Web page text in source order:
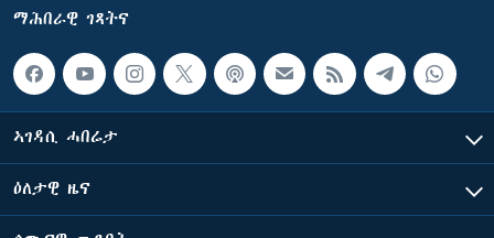
ማሕበራዊ ገጻትና
ኣገዳሲ ሓበሬታ
ዕለታዊ ዜና